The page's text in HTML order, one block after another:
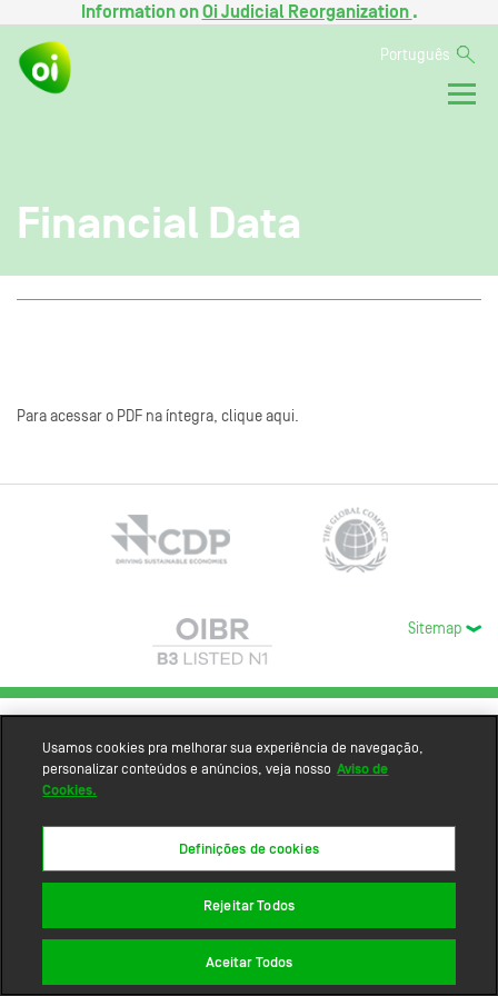
Information onOi Judicial Reorganization .
Português
Financial Data
Para acessar o PDF na íntegra, clique aqui.
Sitemap
Usamos cookies pra melhorar sua experiência de navegação,
personalizar conteúdos e anúncios, veja nosso Aviso de
Cookies.
Definições de cookies
Rejeitar Todos
Aceitar Todos